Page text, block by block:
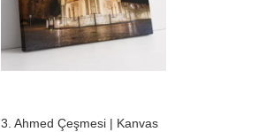
3. Ahmed Çeşmesi | Kanvas